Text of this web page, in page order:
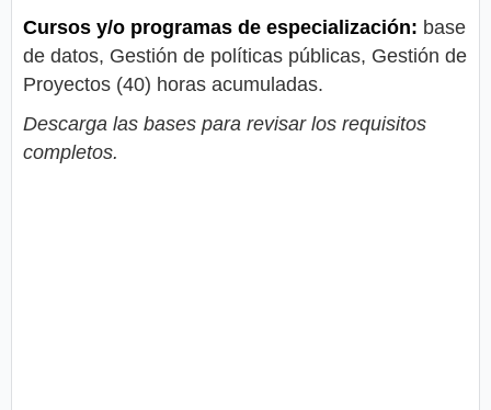
Cursos y/o programas de especialización: base
de datos, Gestión de políticas públicas, Gestión de
Proyectos (40) horas acumuladas.
Descarga las bases para revisar los requisitos
completos.